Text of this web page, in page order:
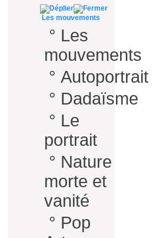
Les mouvements
° Les
mouvements
° Autoportrait
° Dadaïsme
° Le
portrait
° Nature
morte et
vanité
° Pop